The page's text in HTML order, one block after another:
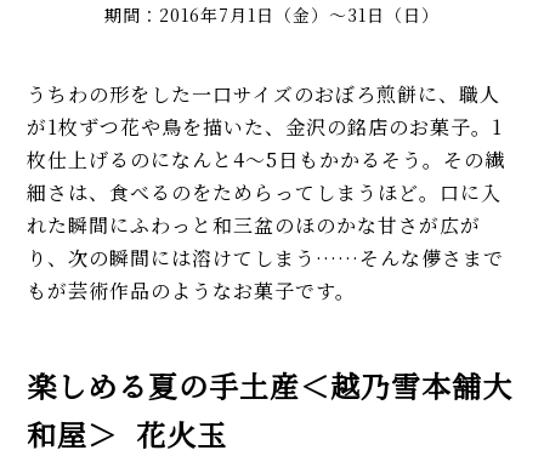
期間：2016年7月1日（金）～31日（日）
うちわの形をした一口サイズのおぼろ煎餅に、職人
が1枚ずつ花や鳥を描いた、金沢の銘店のお菓子。1
枚仕上げるのになんと4〜5日もかかるそう。その繊
細さは、食べるのをためらってしまうほど。口に入
れた瞬間にふわっと和三盆のほのかな甘さが広が
り、次の瞬間には溶けてしまう……そんな儚さまで
もが芸術作品のようなお菓子です。
楽しめる夏の手土産＜越乃雪本舗大
和屋＞ 花火玉